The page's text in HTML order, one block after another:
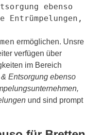
ebenso
Entrümpelungen,
ermöglichen. Unsre
verfügen über
im Bereich
Entsorgung ebenso
und sind prompt